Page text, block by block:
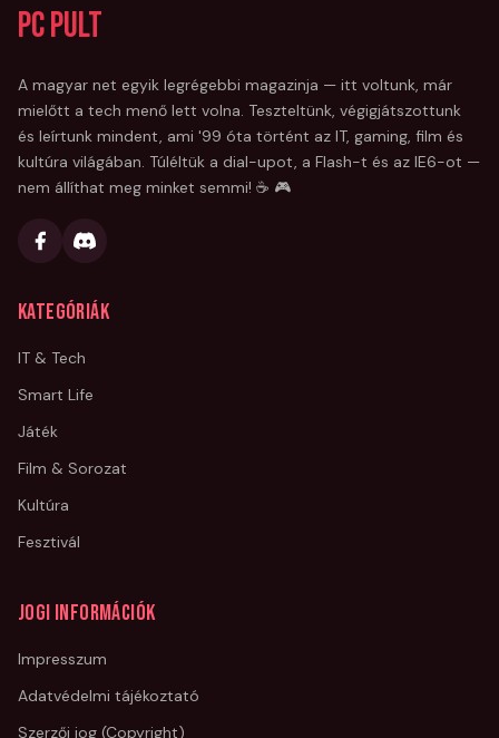
PC Pult
A magyar net egyik legrégebbi magazinja — itt voltunk, már
mielőtt a tech menő lett volna. Teszteltünk, végigjátszottunk
és leírtunk mindent, ami '99 óta történt az IT, gaming, film és
kultúra világában. Túléltük a dial-upot, a Flash-t és az IE6-ot —
nem állíthat meg minket semmi! ☕ 🎮
Kategóriák
IT & Tech
Smart Life
Játék
Film & Sorozat
Kultúra
Fesztivál
Jogi információk
Impresszum
Adatvédelmi tájékoztató
Szerzői jog (Copyright)